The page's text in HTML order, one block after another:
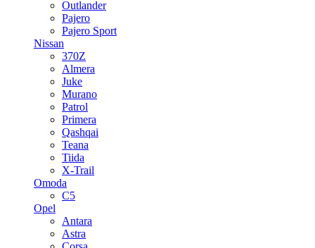
Outlander
Pajero
Pajero Sport
Nissan
370Z
Almera
Juke
Murano
Patrol
Primera
Qashqai
Teana
Tiida
X-Trail
Omoda
C5
Opel
Antara
Astra